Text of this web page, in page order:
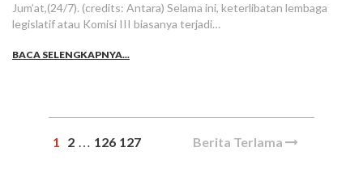
Jum’at,(24/7). (credits: Antara) Selama ini, keterlibatan lembaga
legislatif atau Komisi III biasanya terjadi…
BACA SELENGKAPNYA...
1 2 … 126 127 Berita Terlama